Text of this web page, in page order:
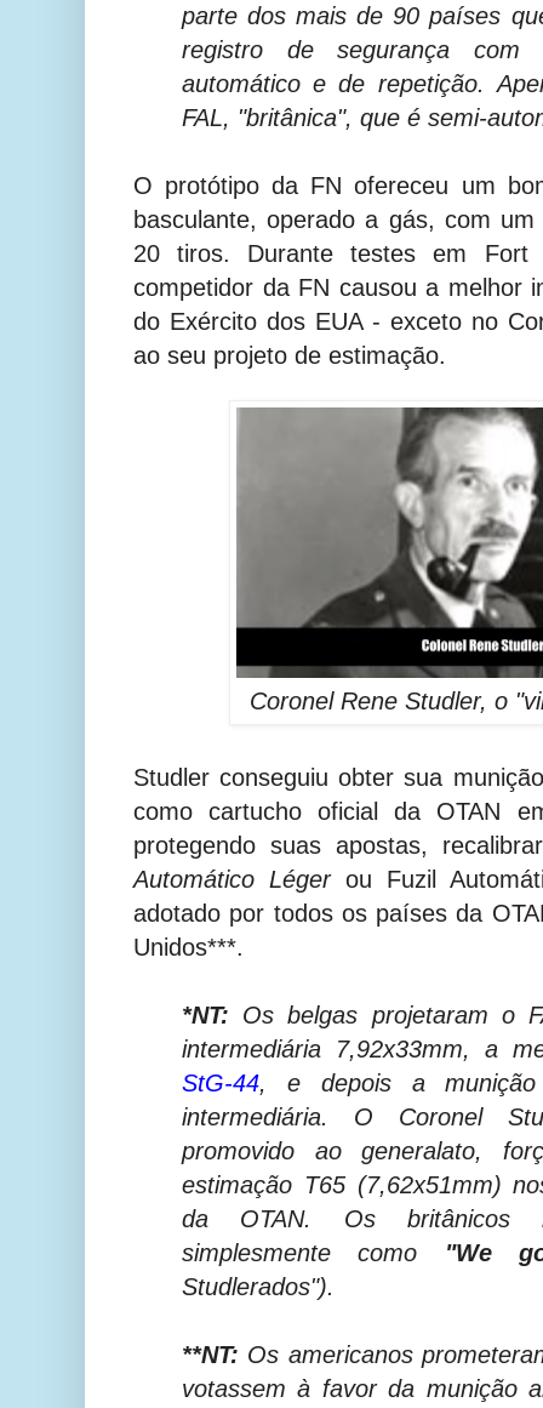
parte dos mais de 90 países
registro de segurança com
automático e de repetição.
FAL, "britânica", que é semi-
O protótipo da FN ofereceu um
basculante, operado a gás, com
20 tiros. Durante testes em Fort
competidor da FN causou a melhor
do Exército dos EUA - exceto no
ao seu projeto de estimação.
Coronel Rene Studler, o
Studler conseguiu obter sua
como cartucho oficial da OTAN
protegendo suas apostas,
Automático Légerou Fuzil
adotado por todos os países da
Unidos***.
*NT: Os belgas projetaram o
intermediária 7,92x33mm, a
StG-44, e depois a munição
intermediária. O Coronel
promovido ao generalato,
estimação T65 (7,62x51mm)
da OTAN. Os britânicos
simplesmente como "We
Studlerados").
**NT: Os americanos
votassem à favor da munição